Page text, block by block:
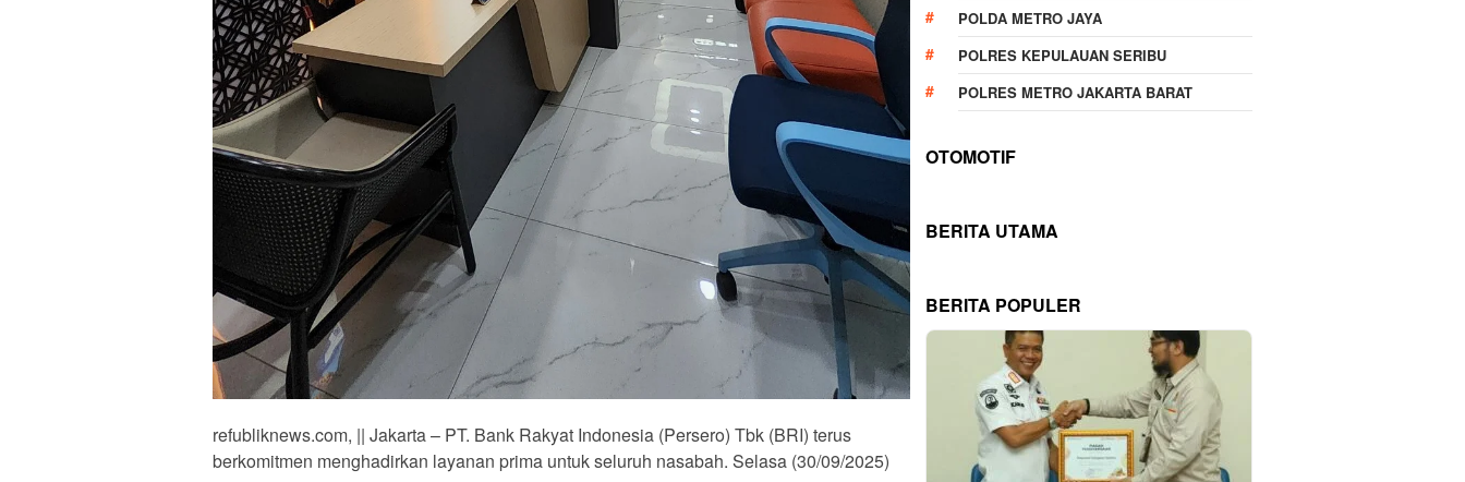
refubliknews.com, || Jakarta – PT. Bank Rakyat Indonesia (Persero) Tbk (BRI) terus
berkomitmen menghadirkan layanan prima untuk seluruh nasabah. Selasa (30/09/2025)
POLDA METRO JAYA
POLRES KEPULAUAN SERIBU
POLRES METRO JAKARTA BARAT
OTOMOTIF
BERITA UTAMA
BERITA POPULER